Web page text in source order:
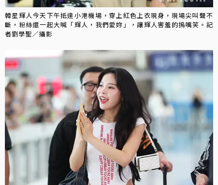
韓星輝人今天下午抵達小港機場，穿上紅色上衣現身，現場尖叫聲不
斷，粉絲還一起大喊「輝人，我們愛妳」，讓輝人害羞的摀嘴笑。記
者劉學聖／攝影